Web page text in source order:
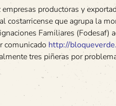
productoras y
que agrupa la
Familiares (Fodesaf)
http://
tres piñeras por